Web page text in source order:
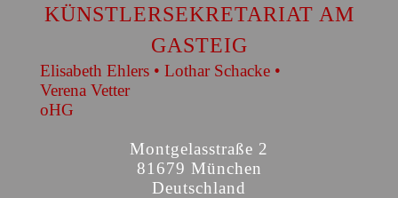
KÜNSTLERSEKRETARIAT AM
GASTEIG
Elisabeth Ehlers • Lothar Schacke •
Verena Vetter
oHG
Montgelasstraße 2
81679 München
Deutschland